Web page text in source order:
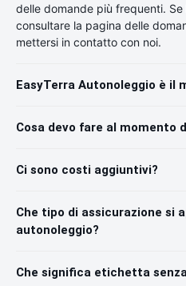
delle domande più frequenti.
consultare la pagina delle
mettersi in contatto con noi.
EasyTerra Autonoleggio è il
Cosa devo fare al momento
Ci sono costi aggiuntivi?
Che tipo di assicurazione si
autonoleggio?
Che significa etichetta